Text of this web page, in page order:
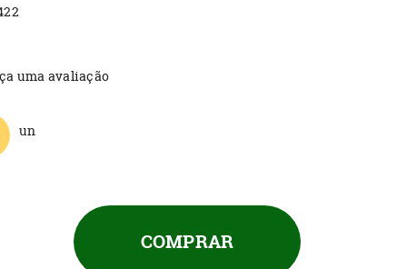
uma avaliação
un
COMPRAR